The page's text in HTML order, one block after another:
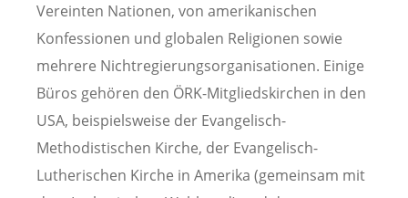
Vereinten Nationen, von amerikanischen
Konfessionen und globalen Religionen sowie
mehrere Nichtregierungsorganisationen. Einige
Büros gehören den ÖRK-Mitgliedskirchen in den
USA, beispielsweise der Evangelisch-
Methodistischen Kirche, der Evangelisch-
Lutherischen Kirche in Amerika (gemeinsam mit